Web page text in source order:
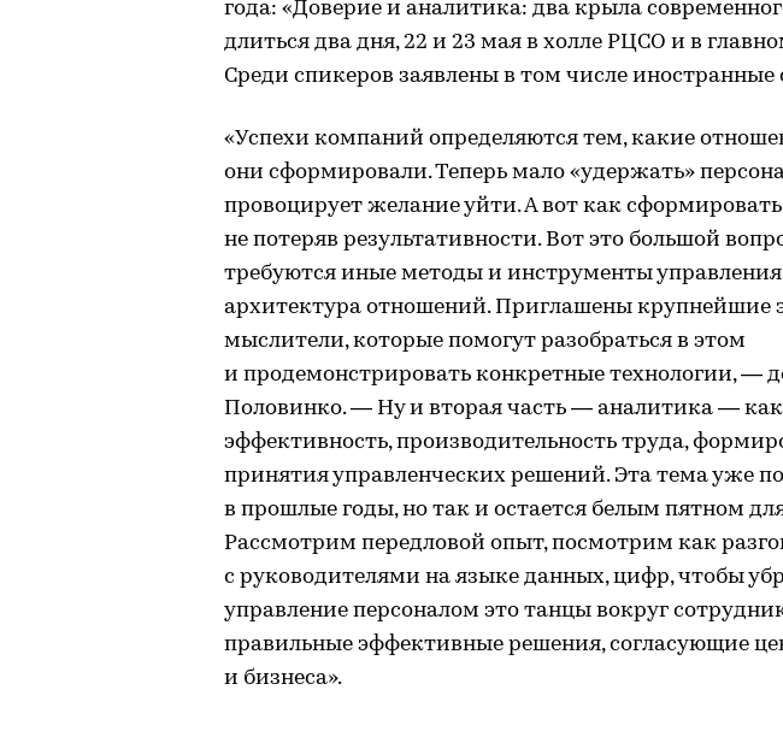
года: «Доверие и аналитика: два крыла
длиться два дня, 22 и 23 мая в холле РЦСО и в
Среди спикеров заявлены в том числе иностранные
«Успехи компаний определяются тем, какие
они сформировали. Теперь мало «удержать»
провоцирует желание уйти. А вот как сформировать
не потеряв результативности. Вот это большой
требуются иные методы и инструменты
архитектура отношений. Приглашены крупнейшие
мыслители, которые помогут разобраться в этом
и продемонстрировать конкретные технологии, —
Половинко. — Ну и вторая часть — аналитика —
эффективность, производительность труда,
принятия управленческих решений. Эта тема уже
в прошлые годы, но так и остается белым пятном
Рассмотрим передловой опыт, посмотрим как
с руководителями на языке данных, цифр, чтобы
управление персоналом это танцы вокруг
правильные эффективные решения, согласующие
и бизнеса».